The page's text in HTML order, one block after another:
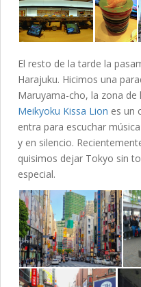
El resto de la tarde la
Harajuku. Hicimos una
Maruyama-cho, la zona de
Meikyoku Kissa Lion es un
entra para escuchar
y en silencio.
quisimos dejar Tokyo sin
especial.